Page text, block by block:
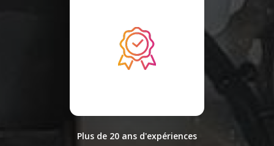
Plus de 20 ans d'expériences